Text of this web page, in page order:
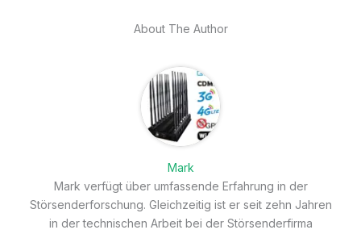
About The Author
Mark
Mark verfügt über umfassende Erfahrung in der
Störsenderforschung. Gleichzeitig ist er seit zehn Jahren
in der technischen Arbeit bei der Störsenderfirma